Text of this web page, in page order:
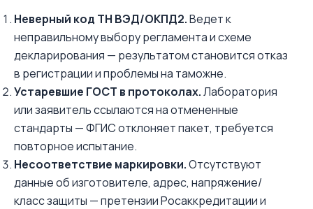
Неверный код ТН ВЭД/ОКПД2.Ведет к
неправильному выбору регламента и схеме
декларирования — результатом становится отказ
в регистрации и проблемы на таможне.
Устаревшие ГОСТ в протоколах.Лаборатория
или заявитель ссылаются на отмененные
стандарты — ФГИС отклоняет пакет, требуется
повторное испытание.
Несоответствие маркировки.Отсутствуют
данные об изготовителе, адрес, напряжение/
класс защиты — претензии Росаккредитации и